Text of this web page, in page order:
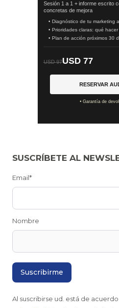
Sesión 1 a 1 + informe escrito
concretas de mejora
• Diagnóstico de tu marketing
• Prioridades claras: qué hacer
• Plan de acción próximos 30
USD 97USD 77
RESERVAR
• Garantía de
SUSCRÍBETE AL
Email*
Nombre
Al suscribirse ud. está de